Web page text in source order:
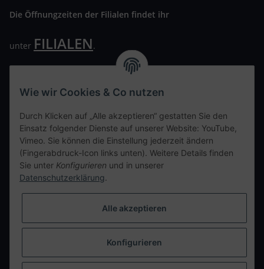
Die Öffnungzeiten der Filialen findet ihr
unter FILIALEN.
Wir freuen uns auf Euren Besuch. Bitte beachtet die
Kontaktdaten
tweet
teilen
Vertrag widerrufen
Wie wir Cookies & Co nutzen
Durch Klicken auf „Alle akzeptieren“ gestatten Sie den
Einsatz folgender Dienste auf unserer Website: YouTube,
Vimeo. Sie können die Einstellung jederzeit ändern
(Fingerabdruck-Icon links unten). Weitere Details finden
Sie unter Konfigurieren und in unserer
Datenschutzerklärung.
Alle akzeptieren
Konfigurieren